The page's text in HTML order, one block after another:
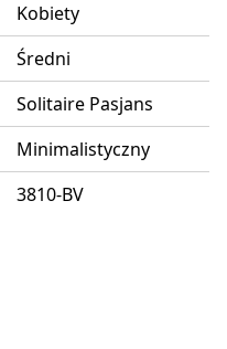
Kobiety
Średni
Solitaire Pasjans
Minimalistyczny
3810-BV